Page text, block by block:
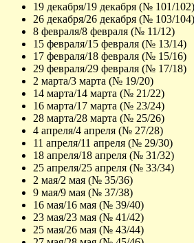
19 декабря/19 декабря (№ 101/102)
26 декабря/26 декабря (№ 103/104)
8 февраля/8 февраля (№ 11/12)
15 февраля/15 февраля (№ 13/14)
17 февраля/18 февраля (№ 15/16)
29 февраля/29 февраля (№ 17/18)
2 марта/3 марта (№ 19/20)
14 марта/14 марта (№ 21/22)
16 марта/17 марта (№ 23/24)
28 марта/28 марта (№ 25/26)
4 апреля/4 апреля (№ 27/28)
11 апреля/11 апреля (№ 29/30)
18 апреля/18 апреля (№ 31/32)
25 апреля/25 апреля (№ 33/34)
2 мая/2 мая (№ 35/36)
9 мая/9 мая (№ 37/38)
16 мая/16 мая (№ 39/40)
23 мая/23 мая (№ 41/42)
25 мая/26 мая (№ 43/44)